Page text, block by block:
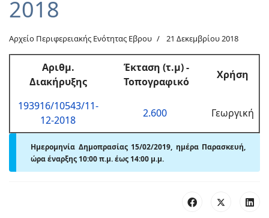
2018
Αρχείο Περιφερειακής Ενότητας Εβρου 21 Δεκεμβρίου 2018
Αριθμ.
Διακήρυξης
Έκταση (τ.μ)-
Τοπογραφικό
Χρήση
193916/10543/11-
12-2018
2.600 Γεωργική
Ημερομηνία Δημοπρασίας 15/02/2019, ημέρα Παρασκευή,
ώρα έναρξης 10:00 π.μ. έως 14:00 μ.μ.